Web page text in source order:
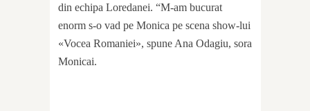
din echipa Loredanei. “M-am bucurat
enorm s-o vad pe Monica pe scena show-lui
«Vocea Romaniei», spune Ana Odagiu, sora
Monicai.